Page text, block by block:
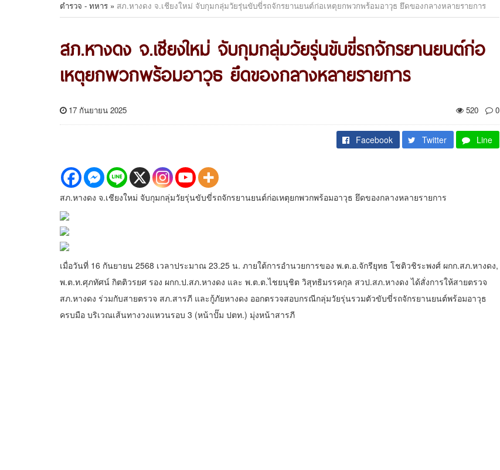
ตำรวจ - ทหาร » สภ.หางดง จ.เชียงใหม่ จับกุมกลุ่มวัยรุ่นขับขี่รถจักรยานยนต์ก่อเหตุยกพวกพร้อมอาวุธ ยึดของกลางหลายรายการ
สภ.หางดง จ.เชียงใหม่ จับกุมกลุ่มวัยรุ่นขับขี่รถจักรยานยนต์ก่อ
เหตุยกพวกพร้อมอาวุธ ยึดของกลางหลายรายการ
17 กันยายน 2025 520 0
Facebook Twitter Line
สภ.หางดง จ.เชียงใหม่ จับกุมกลุ่มวัยรุ่นขับขี่รถจักรยานยนต์ก่อเหตุยกพวกพร้อมอาวุธ ยึดของกลางหลายรายการ
เมื่อวันที่ 16 กันยายน 2568 เวลาประมาณ 23.25 น. ภายใต้การอำนวยการของ พ.ต.อ.จักรียุทธ โชติวชิระพงศ์ ผกก.สภ.หางดง,
พ.ต.ท.ศุภทัศน์ กิตติวรยศ รอง ผกก.ป.สภ.หางดง และ พ.ต.ต.ไชยนุชิต วิสุทธิมรรคกุล สวป.สภ.หางดง ได้สั่งการให้สายตรวจ
สภ.หางดง ร่วมกับสายตรวจ สภ.สารภี และกู้ภัยหางดง ออกตรวจสอบกรณีกลุ่มวัยรุ่นรวมตัวขับขี่รถจักรยานยนต์พร้อมอาวุธ
ครบมือ บริเวณเส้นทางวงแหวนรอบ 3 (หน้าปั๊ม ปตท.) มุ่งหน้าสารภี